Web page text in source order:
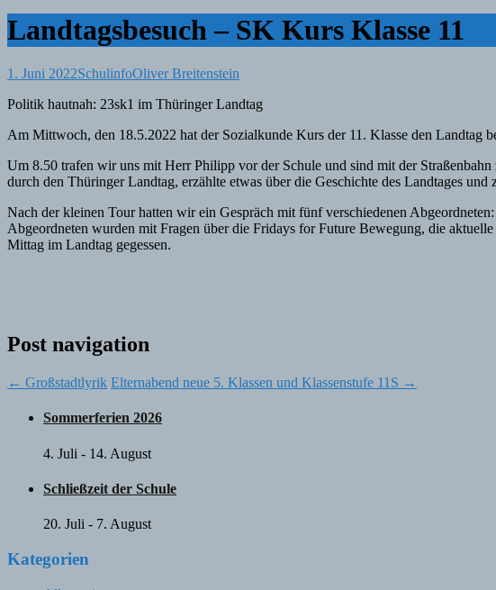
Landtagsbesuch – SK Kurs Klasse 11
1. Juni 2022SchulinfoOliver Breitenstein
Politik hautnah: 23sk1 im Thüringer Landtag
Am Mittwoch, den 18.5.2022 hat der Sozialkunde Kurs der 11. Klasse den Landtag
Um 8.50 trafen wir uns mit Herr Philipp vor der Schule und sind mit der
durch den Thüringer Landtag, erzählte etwas über die Geschichte des Landtages
Nach der kleinen Tour hatten wir ein Gespräch mit fünf verschiedenen
Abgeordneten wurden mit Fragen über die Fridays for Future Bewegung, die
Mittag im Landtag gegessen.
Post navigation
← Großstadtlyrik Elternabend neue 5. Klassen und Klassenstufe 11S →
Sommerferien 2026
4. Juli - 14. August
Schließzeit der Schule
20. Juli - 7. August
Kategorien